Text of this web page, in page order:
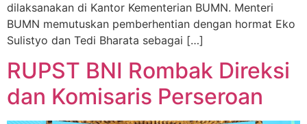
dilaksanakan di Kantor Kementerian BUMN. Menteri
BUMN memutuskan pemberhentian dengan hormat Eko
Sulistyo dan Tedi Bharata sebagai […]
RUPST BNI Rombak Direksi
dan Komisaris Perseroan